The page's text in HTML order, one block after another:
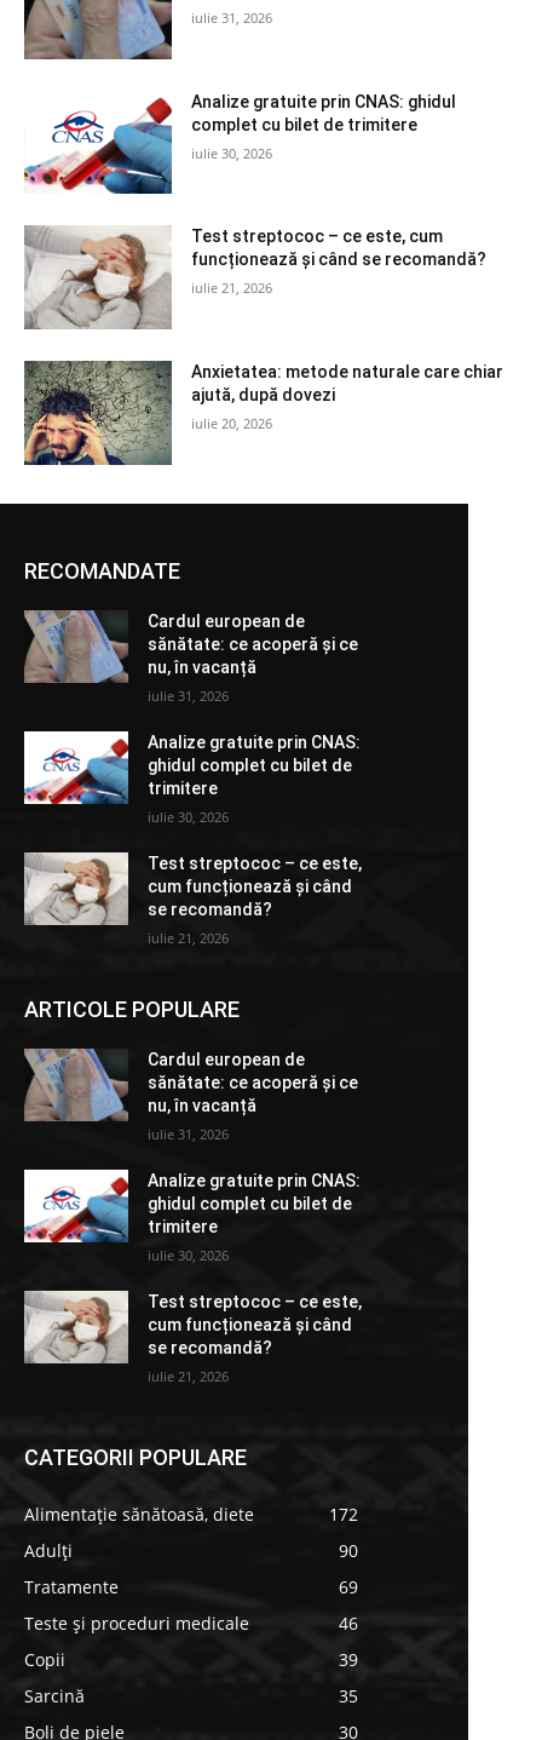
iulie 31, 2026
Analize gratuite prin CNAS: ghidul
complet cu bilet de trimitere
iulie 30, 2026
Test streptococ – ce este, cum
funcționează și când se recomandă?
iulie 21, 2026
Anxietatea: metode naturale care chiar
ajută, după dovezi
iulie 20, 2026
RECOMANDATE
Cardul european de
sănătate: ce acoperă și ce
nu, în vacanță
iulie 31, 2026
Analize gratuite prin CNAS:
ghidul complet cu bilet de
trimitere
iulie 30, 2026
Test streptococ – ce este,
cum funcționează și când
se recomandă?
iulie 21, 2026
ARTICOLE POPULARE
Cardul european de
sănătate: ce acoperă și ce
nu, în vacanță
iulie 31, 2026
Analize gratuite prin CNAS:
ghidul complet cu bilet de
trimitere
iulie 30, 2026
Test streptococ – ce este,
cum funcționează și când
se recomandă?
iulie 21, 2026
CATEGORII POPULARE
Alimentație sănătoasă, diete
172
Adulți
90
Tratamente
69
Teste și proceduri medicale
46
Copii
39
Sarcină
35
Boli de piele
30